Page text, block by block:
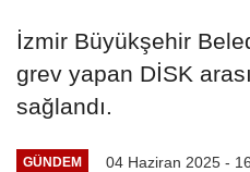
İzmir Büyükşehir
grev yapan DİSK
sağlandı.
GÜNDEM 04 Haziran 2025 -